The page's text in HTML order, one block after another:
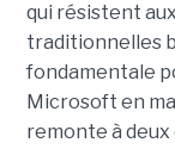
qui résistent
traditionnelles
fondamentale
Microsoft en
remonte à deux